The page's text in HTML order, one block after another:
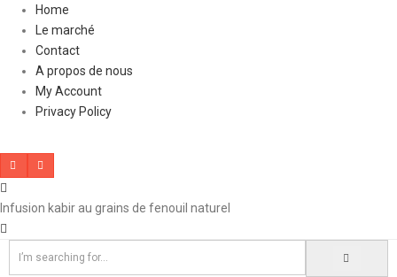
Home
Le marché
Contact
A propos de nous
My Account
Privacy Policy
Infusion kabir au grains de fenouil naturel